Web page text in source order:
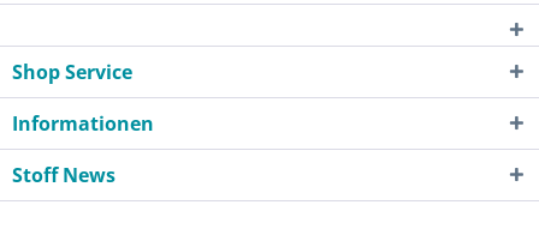
Shop Service
Informationen
Stoff News